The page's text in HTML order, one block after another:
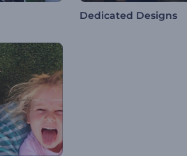
Dedicated Designs